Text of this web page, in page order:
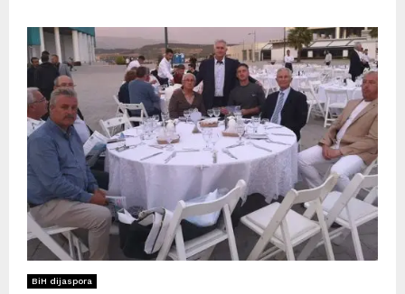
BiH dijaspora